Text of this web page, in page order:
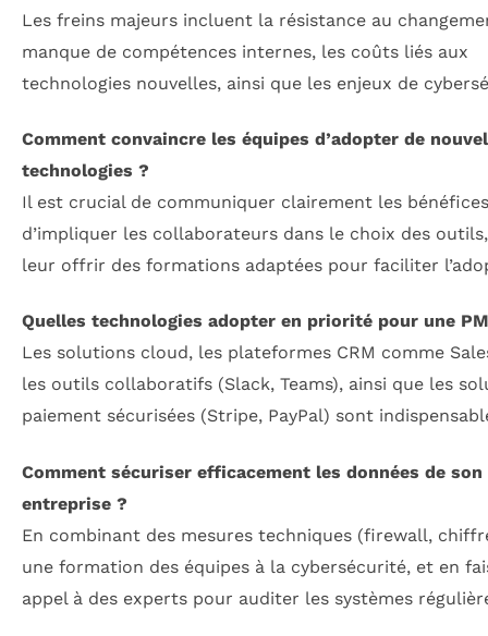
Les freins majeurs incluent la résistance au
manque de compétences internes, les coûts liés aux
technologies nouvelles, ainsi que les enjeux de
Comment convaincre les équipes d’adopter de
technologies ?
Il est crucial de communiquer clairement les
d’impliquer les collaborateurs dans le choix des
leur offrir des formations adaptées pour faciliter
Quelles technologies adopter en priorité pour une
Les solutions cloud, les plateformes CRM comme
les outils collaboratifs (Slack, Teams), ainsi que les
paiement sécurisées (Stripe, PayPal) sont
Comment sécuriser efficacement les données de son
entreprise ?
En combinant des mesures techniques (firewall,
une formation des équipes à la cybersécurité, et en
appel à des experts pour auditer les systèmes